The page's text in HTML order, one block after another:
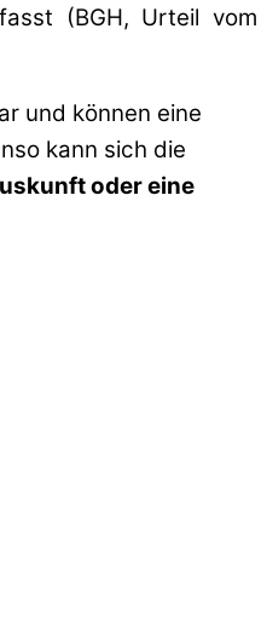
(BGH, Urteil vom
und können eine
kann sich die
oder eine